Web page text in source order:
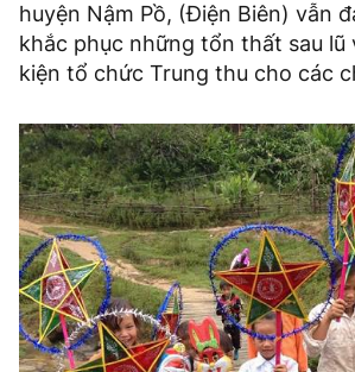
huyện Nậm Pồ, (Điện Biên) vẫn
khắc phục những tổn thất sau lũ
kiện tổ chức Trung thu cho các